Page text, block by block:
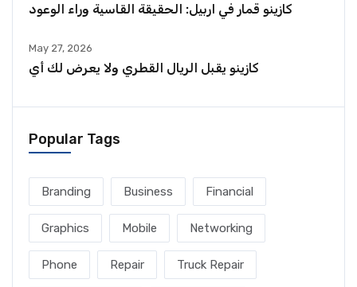
كازينو قمار في اربيل: الحقيقة القاسية وراء الوعود
May 27, 2026
كازينو يقبل الريال القطري ولا يعرض لك أي
Popular Tags
Branding Business Financial
Graphics Mobile Networking
Phone Repair Truck Repair